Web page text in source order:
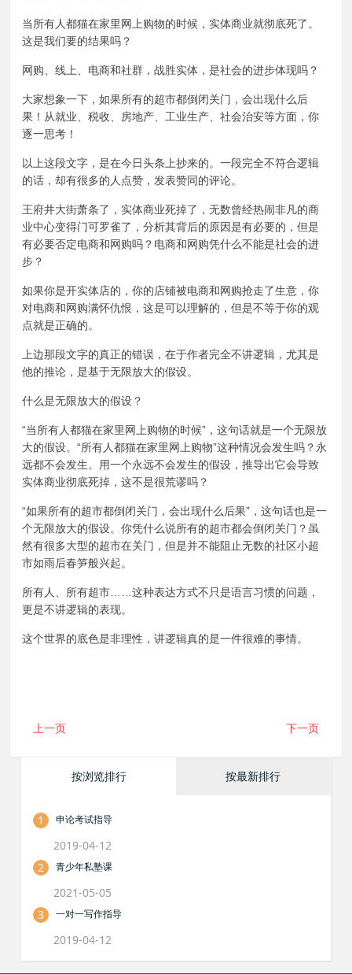
当所有人都猫在家里网上购物的时候，实体商业就彻底死了。
这是我们要的结果吗？
网购、线上、电商和社群，战胜实体，是社会的进步体现吗？
大家想象一下，如果所有的超市都倒闭关门，会出现什么后
果！从就业、税收、房地产、工业生产、社会治安等方面，你
逐一思考！
以上这段文字，是在今日头条上抄来的。一段完全不符合逻辑
的话，却有很多的人点赞，发表赞同的评论。
王府井大街萧条了，实体商业死掉了，无数曾经热闹非凡的商
业中心变得门可罗雀了，分析其背后的原因是有必要的，但是
有必要否定电商和网购吗？电商和网购凭什么不能是社会的进
步？
如果你是开实体店的，你的店铺被电商和网购抢走了生意，你
对电商和网购满怀仇恨，这是可以理解的，但是不等于你的观
点就是正确的。
上边那段文字的真正的错误，在于作者完全不讲逻辑，尤其是
他的推论，是基于无限放大的假设。
什么是无限放大的假设？
“当所有人都猫在家里网上购物的时候”，这句话就是一个无限放
大的假设。“所有人都猫在家里网上购物”这种情况会发生吗？永
远都不会发生。用一个永远不会发生的假设，推导出它会导致
实体商业彻底死掉，这不是很荒谬吗？
“如果所有的超市都倒闭关门，会出现什么后果”，这句话也是一
个无限放大的假设。你凭什么说所有的超市都会倒闭关门？虽
然有很多大型的超市在关门，但是并不能阻止无数的社区小超
市如雨后春笋般兴起。
所有人、所有超市……这种表达方式不只是语言习惯的问题，
更是不讲逻辑的表现。
这个世界的底色是非理性，讲逻辑真的是一件很难的事情。
上一页 下一页
按浏览排行 按最新排行
1 申论考试指导
2019-04-12
2
青少年私塾课
2021-05-05
3
一对一写作指导
2019-04-12